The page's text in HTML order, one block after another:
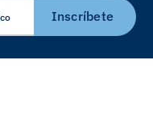
Inscríbete